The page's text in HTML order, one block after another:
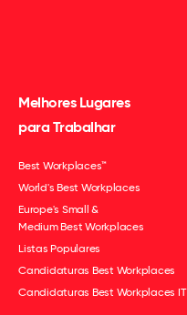
Melhores Lugares
para Trabalhar
Best Workplaces™
World's Best Workplaces
Europe's Small &
Medium Best Workplaces
Listas Populares
Candidaturas Best Workplaces
Candidaturas Best Workplaces IT